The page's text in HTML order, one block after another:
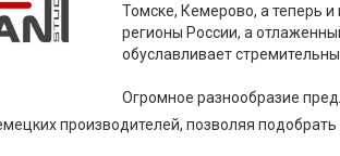
Томске, Кемерово, а теперь
регионы России, а
обуславливает
Огромное разнообразие
производителей, позволяя